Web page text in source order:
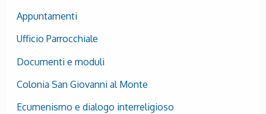
Appuntamenti
Ufficio Parrocchiale
Documenti e moduli
Colonia San Giovanni al Monte
Ecumenismo e dialogo interreligioso